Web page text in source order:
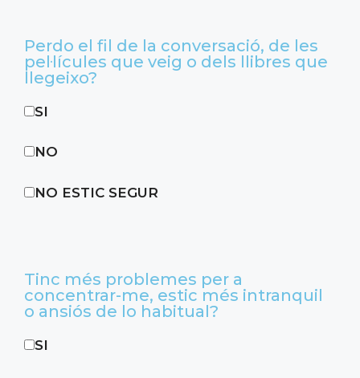
Perdo el fil de la conversació, de les
pel·lícules que veig o dels llibres que
llegeixo?
SI
NO
NO ESTIC SEGUR
Tinc més problemes per a
concentrar-me, estic més intranquil
o ansiós de lo habitual?
SI